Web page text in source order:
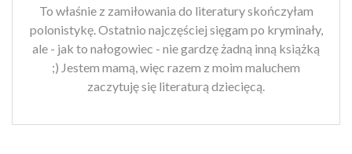
To właśnie z zamiłowania do literatury skończyłam
polonistykę. Ostatnio najczęściej sięgam po kryminały,
ale - jak to nałogowiec - nie gardzę żadną inną książką
;) Jestem mamą, więc razem z moim maluchem
zaczytuję się literaturą dziecięcą.